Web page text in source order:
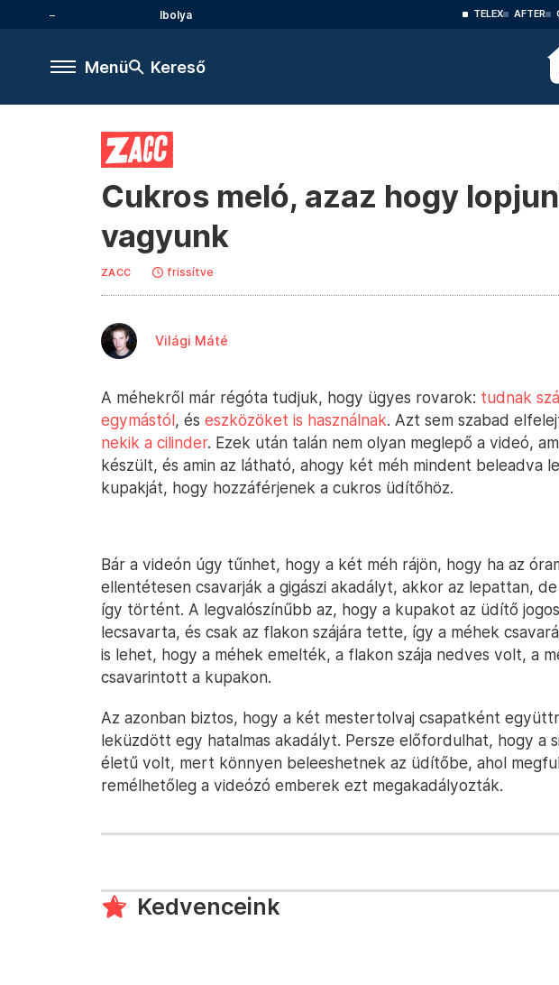
Ibolya TELEX AFTER
Menü Kereső
Cukros meló, azaz hogy
vagyunk
ZACC frissítve
Világi Máté
A méhekről már régóta tudjuk, hogy ügyes rovarok: tudnak
egymástól, és eszközöket is használnak. Azt sem szabad
nekik a cilinder. Ezek után talán nem olyan meglepő a videó,
készült, és amin az látható, ahogy két méh mindent beleadva
kupakját, hogy hozzáférjenek a cukros üdítőhöz.
Bár a videón úgy tűnhet, hogy a két méh rájön, hogy ha az
ellentétesen csavarják a gigászi akadályt, akkor az lepattan,
így történt. A legvalószínűbb az, hogy a kupakot az üdítő
lecsavarta, és csak az flakon szájára tette, így a méhek
is lehet, hogy a méhek emelték, a flakon szája nedves volt, a
csavarintott a kupakon.
Az azonban biztos, hogy a két mestertolvaj csapatként
leküzdött egy hatalmas akadályt. Persze előfordulhat, hogy a
életű volt, mert könnyen beleeshetnek az üdítőbe, ahol
remélhetőleg a videózó emberek ezt megakadályozták.
Kedvenceink